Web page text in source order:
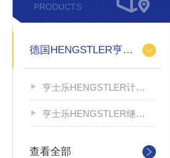
PRODUCTS
德国HENGSTLER亨士乐
亨士乐HENGSTLER计数器
亨士乐HENGSTLER继电器
查看全部